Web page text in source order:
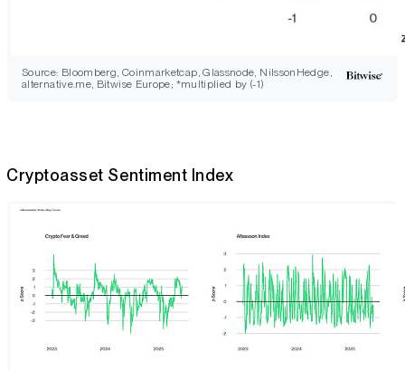
Source: Bloomberg, Coinmarketcap, Glassnode, NilssonHedge,
alternative.me, Bitwise Europe; *multiplied by (-1)
Cryptoasset Sentiment Index